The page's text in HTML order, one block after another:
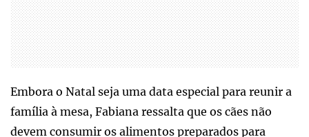
Embora o Natal seja uma data especial para reunir a
família à mesa, Fabiana ressalta que os cães não
devem consumir os alimentos preparados para